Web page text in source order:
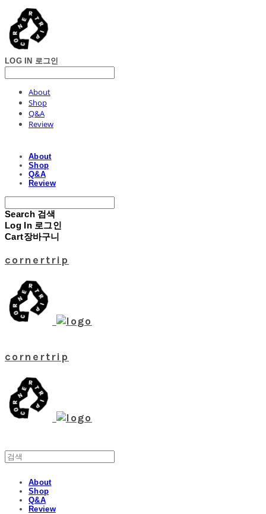
LOG IN 로그인
About
Shop
Q&A
Review
About
Shop
Q&A
Review
Search 검색
Log In 로그인
Cart장바구니
cornertrip
cornertrip
About
Shop
Q&A
Review